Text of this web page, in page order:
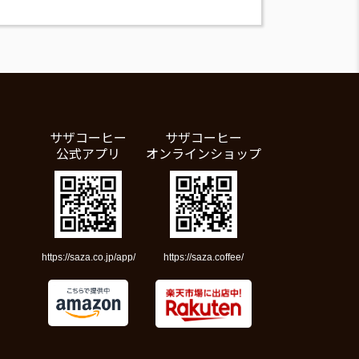
サザコーヒー
公式アプリ
https://saza.co.jp/app/
サザコーヒー
オンラインショップ
https://saza.coffee/